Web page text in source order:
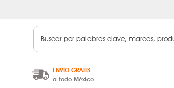
ENVÍO GRATIS
a todo México